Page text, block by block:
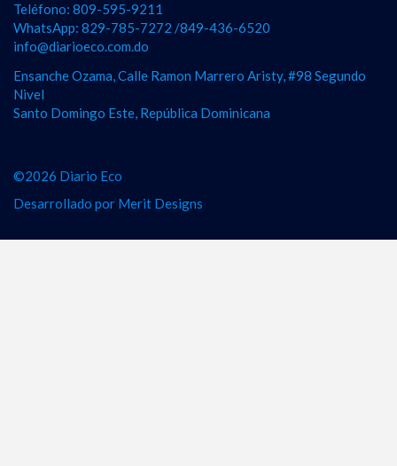
Teléfono: 809-595-9211
WhatsApp: 829-785-7272 /849-436-6520
info@diarioeco.com.do
Ensanche Ozama, Calle Ramon Marrero Aristy, #98 Segundo
Nivel
Santo Domingo Este, República Dominicana
©2026 Diario Eco
Desarrollado por Merit Designs